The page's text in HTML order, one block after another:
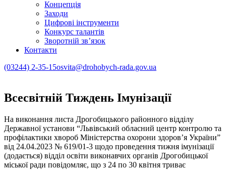
Концепція
Заходи
Цифрові інструменти
Конкурс талантів
Зворотній зв’язок
Контакти
(03244) 2-35-15osvita@drohobych-rada.gov.ua
Всесвітній Тиждень Імунізації
На виконання листа Дрогобицького районного відділу
Державної установи “Львівський обласний центр контролю та
профілактики хвороб Міністерства охорони здоров’я України”
від 24.04.2023 № 619/01-3 щодо проведення тижня імунізації
(додається) відділ освіти виконавчих органів Дрогобицької
міської ради повідомляє, що з 24 по 30 квітня триває